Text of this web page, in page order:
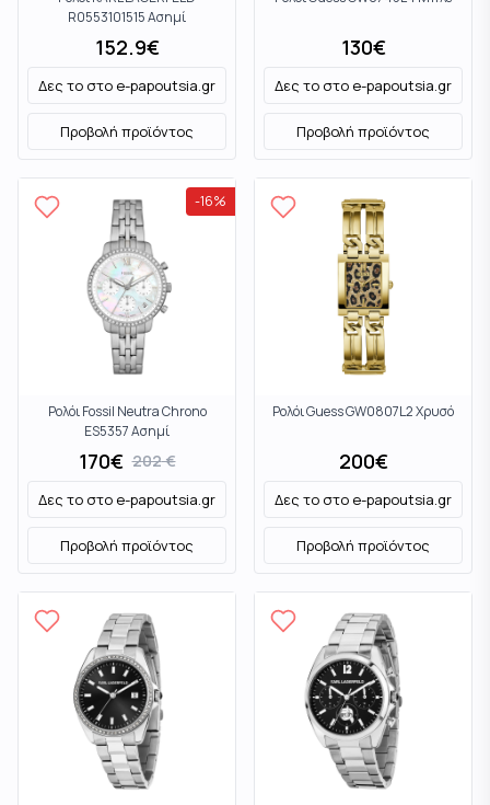
R0553101515 Ασημί
152.9€
Δες το στο e-papoutsia.gr
Προβολή προϊόντος
130€
Δες το στο e-papoutsia.gr
Προβολή προϊόντος
-16%
Ρολόι Fossil Neutra Chrono
ES5357 Ασημί
170€ 202€
Δες το στο e-papoutsia.gr
Προβολή προϊόντος
Ρολόι Guess GW0807L2 Χρυσό
200€
Δες το στο e-papoutsia.gr
Προβολή προϊόντος